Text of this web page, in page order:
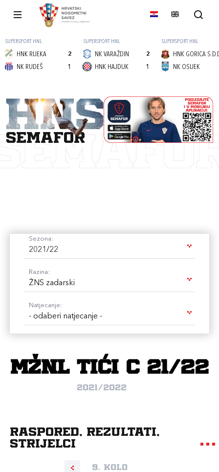
SUPERSPORT HNL
HNK RIJEKA
2
1
NK RUDEŠ
SUPERSPORT HNL
NK VARAŽDIN
2
1
HNK HAJDUK
SUPERSPORT HNL
HNK GORICA
NK OSIJEK
semafor
Sezona:
2021/22
Razina:
ŽNS zadarski
Natjecanje:
- odaberi natjecanje -
MŽNL TIĆI C 21/22
2021/2022
Raspored, rezultati,
strijelci
9. kolo